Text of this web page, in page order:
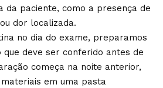
da paciente, como a presença de
dor localizada.
no dia do exame, preparamos
deve ser conferido antes de
começa na noite anterior,
em uma pasta